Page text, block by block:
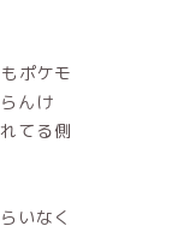
ポケモ
んけ
てる側
いなく